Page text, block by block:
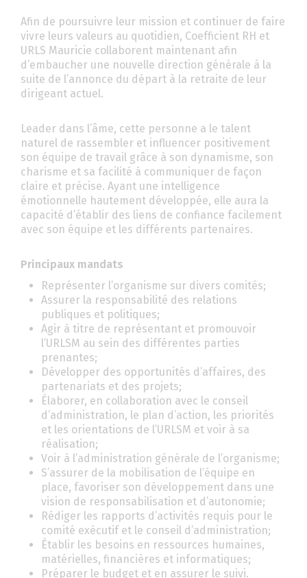
Afin de poursuivre leur mission et continuer de faire
vivre leurs valeurs au quotidien, Coefficient RH et
URLS Mauricie collaborent maintenant afin
d’embaucher une nouvelle direction générale à la
suite de l’annonce du départ à la retraite de leur
dirigeant actuel.
Leader dans l’âme, cette personne a le talent
naturel de rassembler et influencer positivement
son équipe de travail grâce à son dynamisme, son
charisme et sa facilité à communiquer de façon
claire et précise. Ayant une intelligence
émotionnelle hautement développée, elle aura la
capacité d’établir des liens de confiance facilement
avec son équipe et les différents partenaires.
Principaux mandats
Représenter l’organisme sur divers comités;
Assurer la responsabilité des relations
publiques et politiques;
Agir à titre de représentant et promouvoir
l’URLSM au sein des différentes parties
prenantes;
Développer des opportunités d’affaires, des
partenariats et des projets;
Élaborer, en collaboration avec le conseil
d’administration, le plan d’action, les priorités
et les orientations de l’URLSM et voir à sa
réalisation;
Voir à l’administration générale de l’organisme;
S’assurer de la mobilisation de l’équipe en
place, favoriser son développement dans une
vision de responsabilisation et d’autonomie;
Rédiger les rapports d’activités requis pour le
comité exécutif et le conseil d’administration;
Établir les besoins en ressources humaines,
matérielles, financières et informatiques;
Préparer le budget et en assurer le suivi.